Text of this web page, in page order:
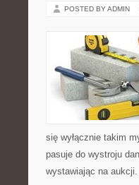
POSTED BY ADMIN
się wyłącznie takim
pasuje do wystroju
wystawiając na